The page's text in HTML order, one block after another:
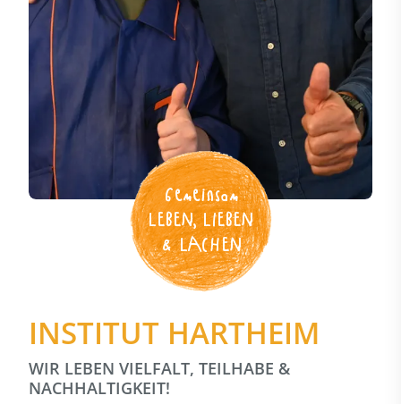
Gemeinsam
LEBEN, LIEBEN
& LACHEN
INSTITUT HARTHEIM
WIR LEBEN VIELFALT, TEILHABE &
NACHHALTIGKEIT!